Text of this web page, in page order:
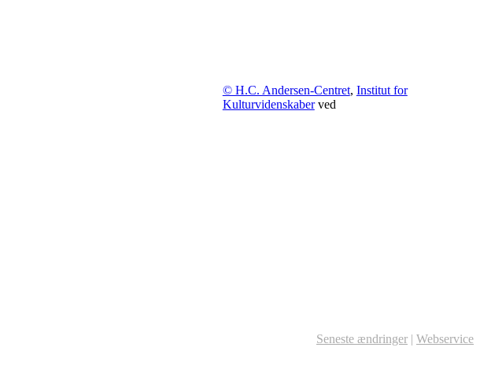
© H.C. Andersen-Centret, Institut for
Kulturvidenskaberved
Seneste ændringer | Webservice